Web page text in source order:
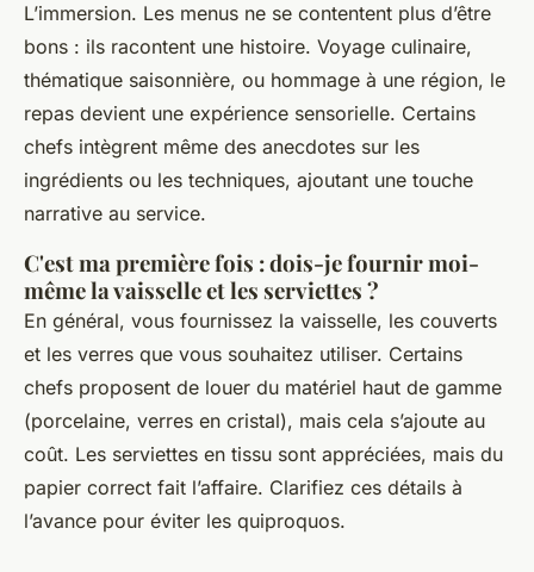
L’immersion. Les menus ne se contentent plus d’être
bons : ils racontent une histoire. Voyage culinaire,
thématique saisonnière, ou hommage à une région, le
repas devient une expérience sensorielle. Certains
chefs intègrent même des anecdotes sur les
ingrédients ou les techniques, ajoutant une touche
narrative au service.
C'est ma première fois : dois-je fournir moi-
même la vaisselle et les serviettes ?
En général, vous fournissez la vaisselle, les couverts
et les verres que vous souhaitez utiliser. Certains
chefs proposent de louer du matériel haut de gamme
(porcelaine, verres en cristal), mais cela s’ajoute au
coût. Les serviettes en tissu sont appréciées, mais du
papier correct fait l’affaire. Clarifiez ces détails à
l’avance pour éviter les quiproquos.